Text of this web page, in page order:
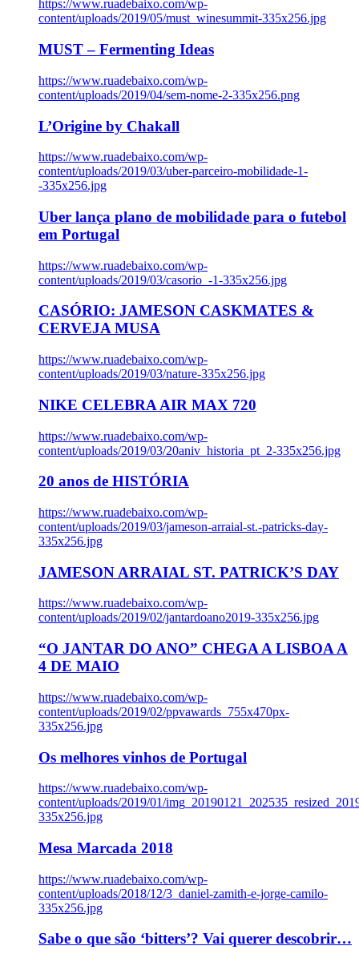
https://www.ruadebaixo.com/wp-
content/uploads/2019/05/must_winesummit-335x256.jpg
MUST – Fermenting Ideas
https://www.ruadebaixo.com/wp-
content/uploads/2019/04/sem-nome-2-335x256.png
L’Origine by Chakall
https://www.ruadebaixo.com/wp-
content/uploads/2019/03/uber-parceiro-mobilidade-1-
-335x256.jpg
Uber lança plano de mobilidade para o futebol
em Portugal
https://www.ruadebaixo.com/wp-
content/uploads/2019/03/casorio_-1-335x256.jpg
CASÓRIO: JAMESON CASKMATES &
CERVEJA MUSA
https://www.ruadebaixo.com/wp-
content/uploads/2019/03/nature-335x256.jpg
NIKE CELEBRA AIR MAX 720
https://www.ruadebaixo.com/wp-
content/uploads/2019/03/20aniv_historia_pt_2-335x256.jpg
20 anos de HISTÓRIA
https://www.ruadebaixo.com/wp-
content/uploads/2019/03/jameson-arraial-st.-patricks-day-
335x256.jpg
JAMESON ARRAIAL ST. PATRICK’S DAY
https://www.ruadebaixo.com/wp-
content/uploads/2019/02/jantardoano2019-335x256.jpg
“O JANTAR DO ANO” CHEGA A LISBOA A
4 DE MAIO
https://www.ruadebaixo.com/wp-
content/uploads/2019/02/ppvawards_755x470px-
335x256.jpg
Os melhores vinhos de Portugal
https://www.ruadebaixo.com/wp-
content/uploads/2019/01/
335x256.jpg
Mesa Marcada 2018
https://www.ruadebaixo.com/wp-
content/uploads/2018/12/3_daniel-zamith-e-jorge-camilo-
335x256.jpg
Sabe o que são ‘bitters’? Vai querer descobrir…